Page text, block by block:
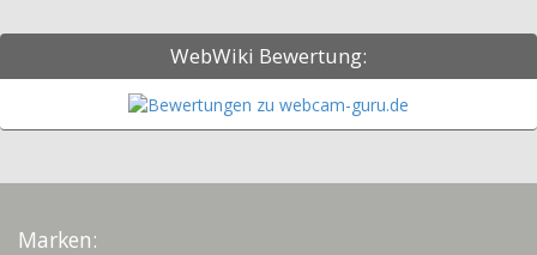
WebWiki Bewertung:
Marken: